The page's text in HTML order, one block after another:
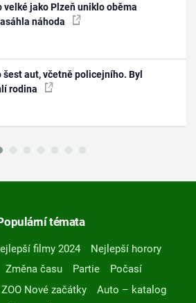
velké jako Plzeň uniklo oběma
náhoda
aut, včetně policejního. Byl
rodina
témata
filmy 2024
Nejlepší horory
Změna času Partie
Počasí
ZOO Nové začátky
Auto – katalog